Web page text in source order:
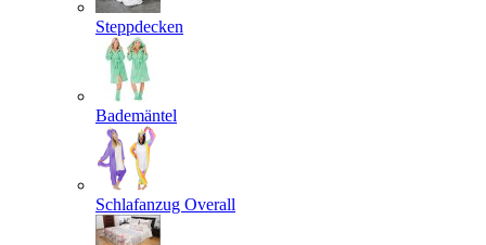
Steppdecken
Bademäntel
Schlafanzug Overall